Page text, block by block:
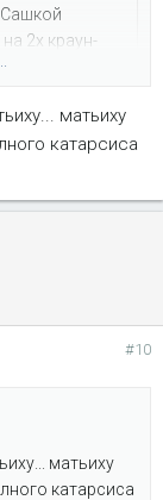
2х краун-
это никак не
5 тыр за снять-
ли?
матьиху
катарсиса
#10
матьиху
катарсиса